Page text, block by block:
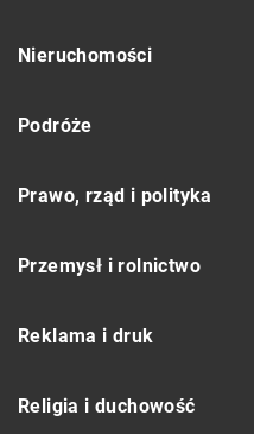
Nieruchomości
Podróże
Prawo, rząd i polityka
Przemysł i rolnictwo
Reklama i druk
Religia i duchowość